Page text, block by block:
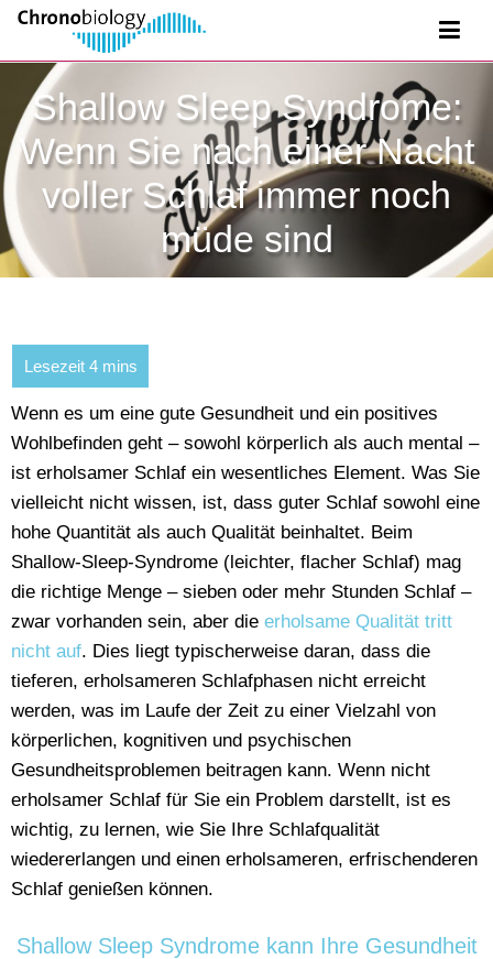
Shallow Sleep Syndrome:
Wenn Sie nach einer Nacht
voller Schlaf immer noch
müde sind
Wenn es um eine gute Gesundheit und ein positives
Wohlbefinden geht – sowohl körperlich als auch mental –
ist erholsamer Schlaf ein wesentliches Element. Was Sie
vielleicht nicht wissen, ist, dass guter Schlaf sowohl eine
hohe Quantität als auch Qualität beinhaltet. Beim
Shallow-Sleep-Syndrome (leichter, flacher Schlaf) mag
die richtige Menge – sieben oder mehr Stunden Schlaf –
zwar vorhanden sein, aber die erholsame Qualität tritt
nicht auf. Dies liegt typischerweise daran, dass die
tieferen, erholsameren Schlafphasen nicht erreicht
werden, was im Laufe der Zeit zu einer Vielzahl von
körperlichen, kognitiven und psychischen
Gesundheitsproblemen beitragen kann. Wenn nicht
erholsamer Schlaf für Sie ein Problem darstellt, ist es
wichtig, zu lernen, wie Sie Ihre Schlafqualität
wiedererlangen und einen erholsameren, erfrischenderen
Schlaf genießen können.
Shallow Sleep Syndrome kann Ihre Gesundheit